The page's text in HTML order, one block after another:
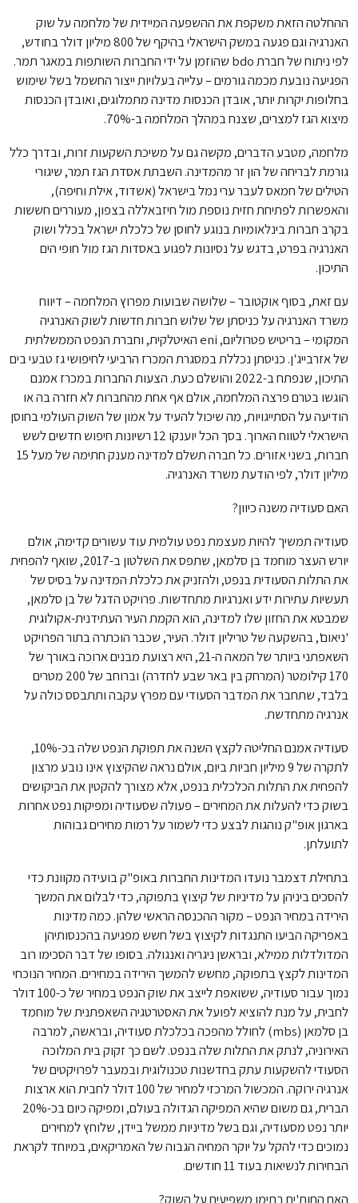
ההחלטה הזאת משקפת את ההשפעה המיידית של מלחמה על שוק
האנרגיה וגם פגעה במשק הישראלי בהיקף של 800 מיליון דולר בחודש,
לפי ניתוח של חברת bdo שהוזמן על ידי החברות השותפות במאגר תמר.
הפגיעה נובעת מכמה גורמים – עלייה בעלויות ייצור החשמל בשל שימוש
בחלופות יקרות יותר, אובדן הכנסות מדינה מתמלוגים, ואובדן הכנסות
מיצוא הגז למצרים, שצנח במהלך המלחמה ב-70%.
מלחמה, מטבע הדברים, מקשה גם על משיכת השקעות זרות, ובדרך כלל
גורמת לבריחה של הון זר מהמדינה. השבתת אסדת הגז תמר, שיגורי
הטילים של חמאס לעבר ערי נמל בישראל (אשדוד, אילת וחיפה),
והאפשרות לפתיחת חזית נוספת מול חיזבאללה בצפון, מעוררים חששות
בקרב חברות בינלאומיות בנוגע לחוסן של כלכלת ישראל בכלל ושוק
האנרגיה בפרט, בדגש על נסיונות לפגוע באסדות הגז מול חופי הים
התיכון.
עם זאת, בסוף אוקטובר – שלושה שבועות מפרוץ המלחמה – דיווח
משרד האנרגיה על כניסתן של שלוש חברות חדשות לשוק האנרגיה
המקומי – בריטיש פטרוליום, eni האיטלקית, וחברת הנפט הממשלתית
של אזרבייג'ן. כניסתן נכללת במסגרת המכרז הרביעי לחיפושי גז טבעי בים
התיכון, שנפתח ב-2022 והושלם כעת. הצעות החברות במכרז אמנם
הוגשו בטרם פרצה המלחמה, אולם אף אחת מהחברות לא חזרה בה או
הודיעה על הסתייגויות, מה שיכול להעיד על אמון של השוק העולמי בחוסן
הישראלי לטווח הארוך. בסך הכל יוענקו 12 רשיונות חיפוש חדשים לשש
חברות, בשני אזורים. כל חברה תשלם למדינה מענק חתימה של מעל 15
מיליון דולר, לפי הודעת משרד האנרגיה.
האם סעודיה משנה כיוון?
סעודיה תמשיך להיות מעצמת נפט עולמית עוד עשורים קדימה, אולם
יורש העצר מוחמד בן סלמאן, שתפס את השלטון ב-2017, שואף להפחית
את התלות הסעודית בנפט, ולהזניק את כלכלת המדינה על בסיס של
תעשיות עתירות ידע ואנרגיות מתחדשות. פרויקט הדגל של בן סלמאן,
שמבטא את החזון שלו למדינה, הוא הקמת העיר העתידנית-אקולוגית
'ניאום', בהשקעה של טריליון דולר. העיר, שכבר הוכתרה בתור הפרויקט
השאפתני ביותר של המאה ה-21, היא רצועת מבנים ארוכה באורך של
170 קילומטר (המרחק בין באר שבע לחדרה) וברוחב של 200 מטרים
בלבד, שתחבר את המדבר הסעודי עם מפרץ עקבה ותתבסס כולה על
אנרגיה מתחדשת.
סעודיה אמנם החליטה לקצץ השנה את תפוקת הנפט שלה בכ-10%,
לתקרה של 9 מיליון חביות ביום, אולם נראה שהקיצוץ אינו נובע מרצון
להפחית את התלות הכלכלית בנפט, אלא מצורך להקטין את הביקושים
בשוק כדי להעלות את המחירים – פעולה שסעודיה ומפיקות נפט אחרות
בארגון אופ"ק נוהגות לבצע כדי לשמור על רמות מחירים גבוהות
לתועלתן.
בתחילת דצמבר נועדו המדינות החברות באופ"ק בועידה מקוונת כדי
להסכים ביניהן על מדיניות של קיצוץ בתפוקה, כדי לבלום את המשך
הירידה במחיר הנפט – מקור ההכנסה הראשי שלהן. כמה מדינות
באפריקה הביעו התנגדות לקיצוץ בשל חשש מפגיעה בהכנסותיהן
המדולדלות ממילא, ובראשן ניגריה ואנגולה. בסופו של דבר הסכימו רוב
המדינות לקצץ בתפוקה, מחשש להמשך הירידה במחירים. המחיר הנוכחי
נמוך עבור סעודיה, ששואפת לייצב את שוק הנפט במחיר של כ-100 דולר
לחבית, על מנת להוציא לפועל את האסטרטגיה השאפתנית של מוחמד
בן סלמאן (mbs) לחולל מהפכה בכלכלת סעודיה, ובראשה, למרבה
האירוניה, לנתק את התלות שלה בנפט. לשם כך זקוק בית המלוכה
הסעודי להשקעות עתק בחדשנות טכנולוגית ובמעבר לפרויקטים של
אנרגיה ירוקה. המכשול המרכזי למחיר של 100 דולר לחבית הוא ארצות
הברית, גם משום שהיא המפיקה הגדולה בעולם, ומפיקה כיום בכ-20%
יותר נפט מסעודיה, וגם בשל מדיניות ממשל ביידן, שלוחץ למחירים
נמוכים כדי להקל על יוקר המחיה הגבוה של האמריקאים, במיוחד לקראת
הבחירות לנשיאות בעוד 11 חודשים.
האם החות'ים בתימן משפיעים על השוק?